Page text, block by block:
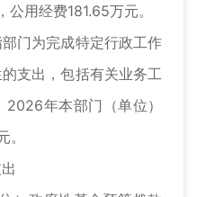
用经费181.65万元。
门为完成特定行政工作
支出，包括有关业务工
年本部门（单位）